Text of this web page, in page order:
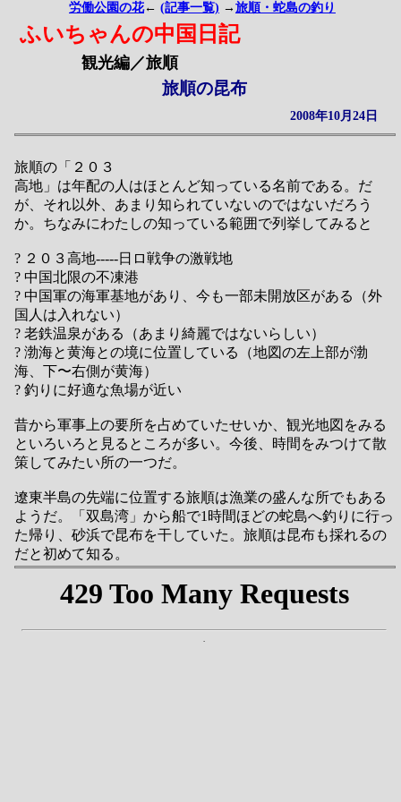
労働公園の花← (記事一覧) → 旅順・蛇島の釣り
ふいちゃんの中国日記
観光編／旅順
旅順の昆布
2008年10月24日
旅順の「２０３
高地」は年配の人はほとんど知っている名前である。だ
が、それ以外、あまり知られていないのではないだろう
か。ちなみにわたしの知っている範囲で列挙してみると
? ２０３高地-----日ロ戦争の激戦地
? 中国北限の不凍港
? 中国軍の海軍基地があり、今も一部未開放区がある（外
国人は入れない）
? 老鉄温泉がある（あまり綺麗ではないらしい）
? 渤海と黄海との境に位置している（地図の左上部が渤
海、下〜右側が黄海）
? 釣りに好適な魚場が近い
昔から軍事上の要所を占めていたせいか、観光地図をみる
といろいろと見るところが多い。今後、時間をみつけて散
策してみたい所の一つだ。
遼東半島の先端に位置する旅順は漁業の盛んな所でもある
ようだ。「双島湾」から船で1時間ほどの蛇島へ釣りに行っ
た帰り、砂浜で昆布を干していた。旅順は昆布も採れるの
だと初めて知る。